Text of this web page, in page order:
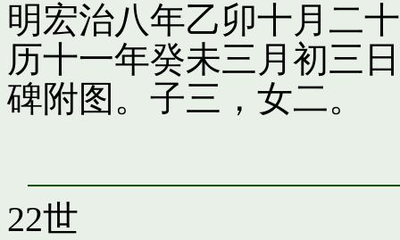
明宏治八年乙卯十月二
历十一年癸未三月初三
碑附图。子三，女二。
22世